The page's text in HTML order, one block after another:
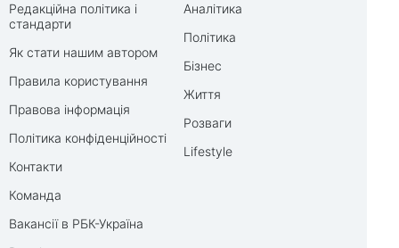
Редакційна політика і
стандарти
Як стати нашим автором
Правила користування
Правова інформація
Політика конфіденційності
Контакти
Команда
Вакансії в РБК-Україна
Аналітика
Політика
Бізнес
Життя
Розваги
Lifestyle